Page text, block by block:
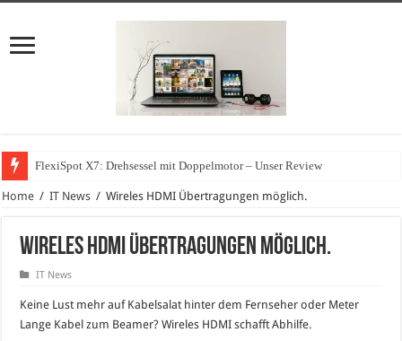
FlexiSpot X7: Drehsessel mit Doppelmotor – Unser Review
Home / IT News / Wireles HDMI Übertragungen möglich.
Wireles HDMI Übertragungen möglich.
IT News
Keine Lust mehr auf Kabelsalat hinter dem Fernseher oder Meter
Lange Kabel zum Beamer? Wireles HDMI schafft Abhilfe.